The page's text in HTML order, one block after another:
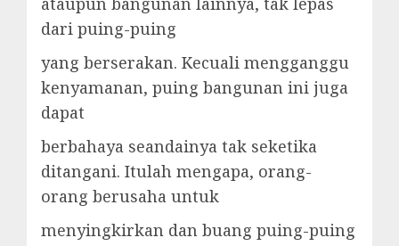
dari puing-puing
yang berserakan. Kecuali mengganggu
kenyamanan, puing bangunan ini juga
dapat
berbahaya seandainya tak seketika
ditangani. Itulah mengapa, orang-
orang berusaha untuk
menyingkirkan dan buang puing-puing